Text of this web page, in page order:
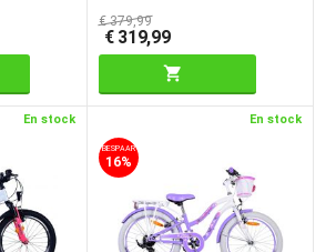
€379,99
€ 319,99
En stock En stock
BESPAAR
16%